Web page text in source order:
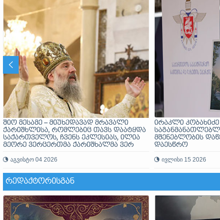
შიო მესამე – მიუხედავად მრავალი
ქარიშხლისა, რომლებიც თავს დაატყდა
საქართველოს, ჩვენს ეკლესიას, ილია
მეორე ვერცერთმა ქარიშხალმა ვერ
უფლისკენ და თან მიჰყავდა მთელი ერი
აგვისტო 04 2026
ირაკლი
მშენებლობის
დაესწრო
ივლისი 15 2026
ᲠᲔᲓᲐᲥᲢᲝᲠᲘᲡᲒᲐᲜ